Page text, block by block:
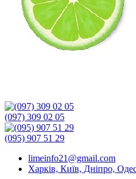
(097) 309 02 05
(095) 907 51 29
limeinfo21@gmail.com
Харків, Київ, Дніпро,